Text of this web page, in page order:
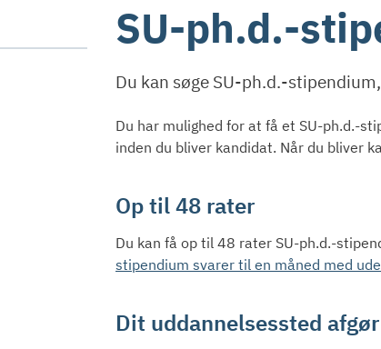
SU-ph.d.-
Du kan søge SU-ph.d.-
Du har mulighed for at få et SU-ph.d.-
inden du bliver kandidat. Når du bliver
Op til 48 rater
Du kan få op til 48 rater SU-ph.d.-
stipendium svarer til en måned med
Dit uddannelsessted